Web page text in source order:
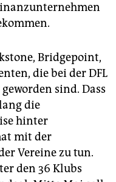
Bridgepoint,
die bei der DFL
sind. Dass
die
hinter
mit der
Vereine zu tun.
den 36 Klubs